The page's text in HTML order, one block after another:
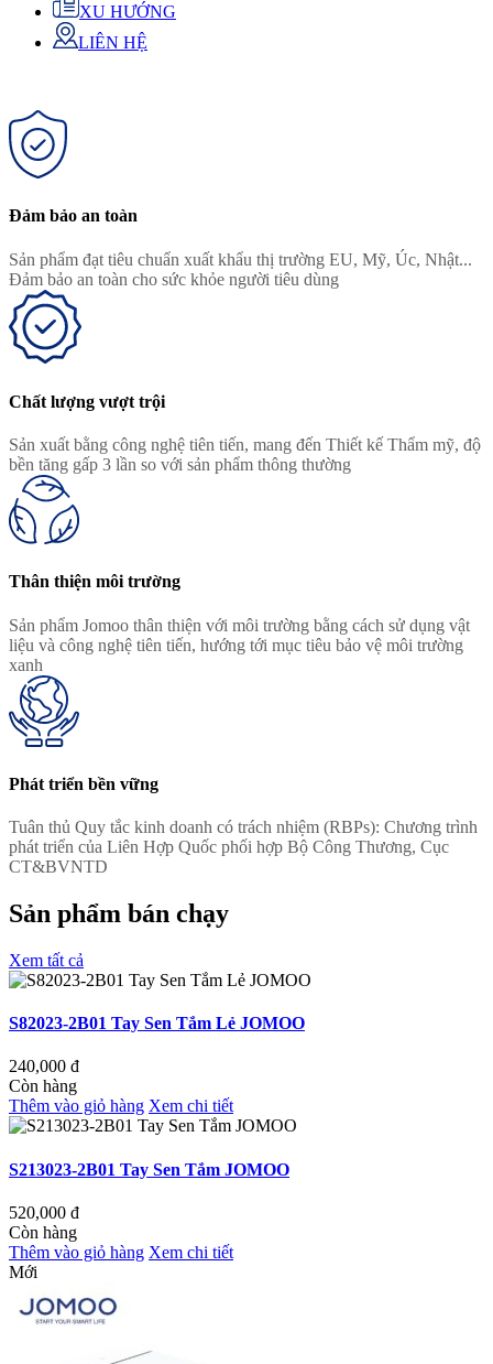
XU HƯỚNG
LIÊN HỆ
Đảm bảo an toàn
Sản phẩm đạt tiêu chuẩn xuất khẩu thị trường EU, Mỹ, Úc, Nhật...
Đảm bảo an toàn cho sức khỏe người tiêu dùng
Chất lượng vượt trội
Sản xuất bằng công nghệ tiên tiến, mang đến Thiết kế Thẩm mỹ, độ
bền tăng gấp 3 lần so với sản phẩm thông thường
Thân thiện môi trường
Sản phẩm Jomoo thân thiện với môi trường bằng cách sử dụng vật
liệu và công nghệ tiên tiến, hướng tới mục tiêu bảo vệ môi trường
xanh
Phát triển bền vững
Tuân thủ Quy tắc kinh doanh có trách nhiệm (RBPs): Chương trình
phát triển của Liên Hợp Quốc phối hợp Bộ Công Thương, Cục
CT&BVNTD
Sản phẩm bán chạy
Xem tất cả
S82023-2B01 Tay Sen Tắm Lẻ JOMOO
240,000 đ
Còn hàng
Thêm vào giỏ hàng Xem chi tiết
S213023-2B01 Tay Sen Tắm JOMOO
520,000 đ
Còn hàng
Thêm vào giỏ hàng Xem chi tiết
Mới